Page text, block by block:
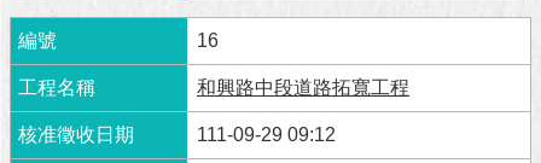
16
和興路中段道路拓寬工程
111-09-29 09:12